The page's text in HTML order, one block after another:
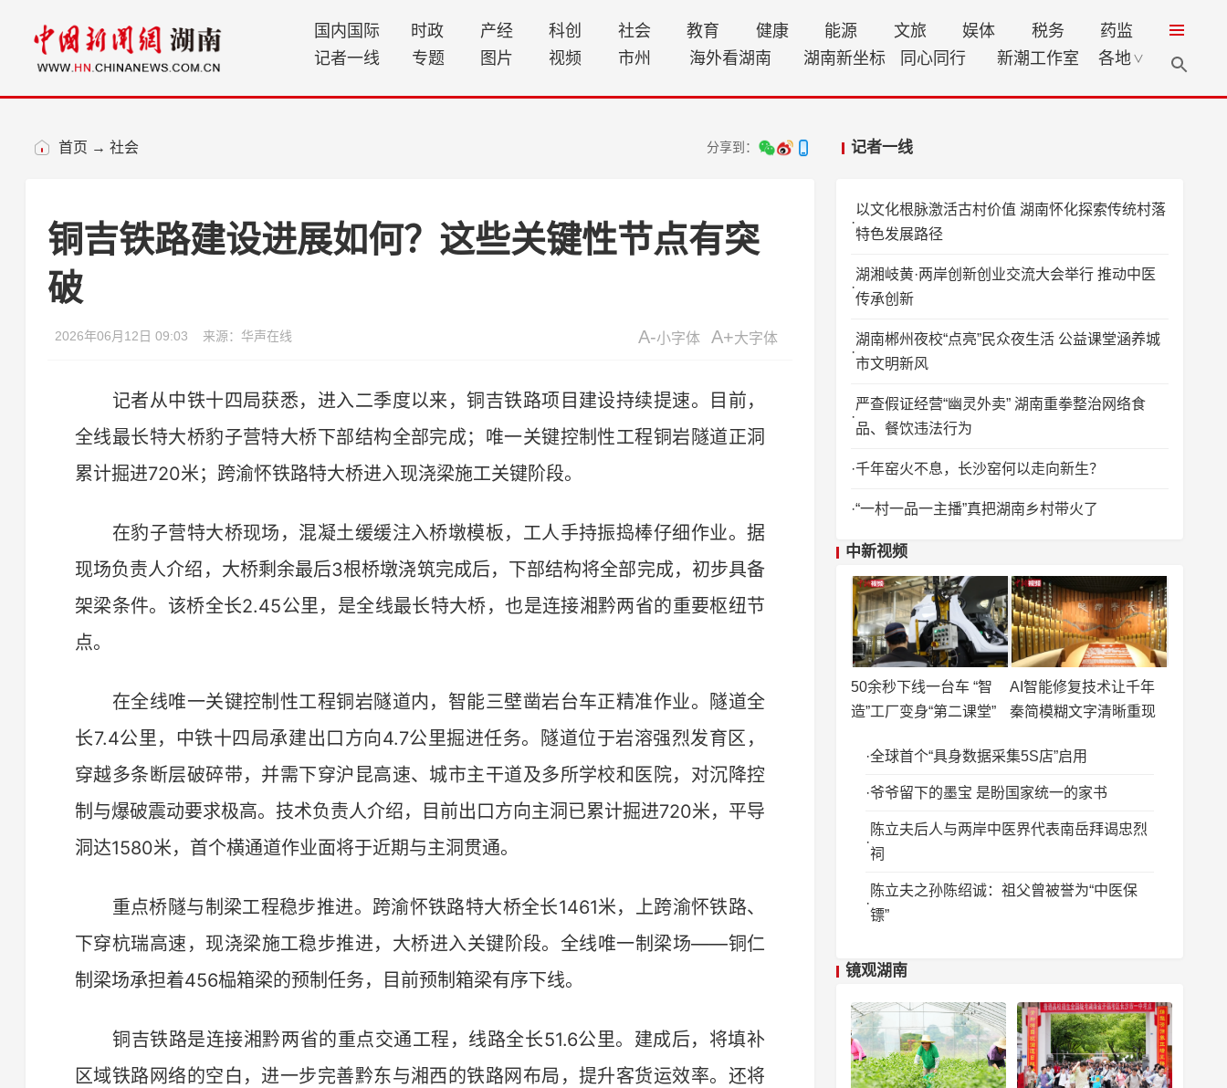
国内国际 时政 产经 科创 社会 教育 健康 能源 文旅 娱体 税务
药监
记者一线
专题 图片 视频 市州 海外看湖南 湖南新坐标 同心同行 新潮工作室 各地 ∨
首页 → 社会 分享到： 记者一线
铜吉铁路建设进展如何？这些关键性节点有突
破
2026年06月12日 09:03 来源：华声在线 A-小字体 A+大字体
记者从中铁十四局获悉，进入二季度以来，铜吉铁路项目建设持续提速。目前，
全线最长特大桥豹子营特大桥下部结构全部完成；唯一关键控制性工程铜岩隧道正洞
累计掘进720米；跨渝怀铁路特大桥进入现浇梁施工关键阶段。
在豹子营特大桥现场，混凝土缓缓注入桥墩模板，工人手持振捣棒仔细作业。据
现场负责人介绍，大桥剩余最后3根桥墩浇筑完成后，下部结构将全部完成，初步具备
架梁条件。该桥全长2.45公里，是全线最长特大桥，也是连接湘黔两省的重要枢纽节
点。
在全线唯一关键控制性工程铜岩隧道内，智能三壁凿岩台车正精准作业。隧道全
长7.4公里，中铁十四局承建出口方向4.7公里掘进任务。隧道位于岩溶强烈发育区，
穿越多条断层破碎带，并需下穿沪昆高速、城市主干道及多所学校和医院，对沉降控
制与爆破震动要求极高。技术负责人介绍，目前出口方向主洞已累计掘进720米，平导
洞达1580米，首个横通道作业面将于近期与主洞贯通。
重点桥隧与制梁工程稳步推进。跨渝怀铁路特大桥全长1461米，上跨渝怀铁路、
下穿杭瑞高速，现浇梁施工稳步推进，大桥进入关键阶段。全线唯一制梁场——铜仁
制梁场承担着456榀箱梁的预制任务，目前预制箱梁有序下线。
铜吉铁路是连接湘黔两省的重点交通工程，线路全长51.6公里。建成后，将填补
区域铁路网络的空白，进一步完善黔东与湘西的铁路网布局，提升客货运效率。还将
以文化根脉激活古村价值 湖南怀化探索传统村落
特色发展路径
湖湘岐黄·两岸创新创业交流大会举行 推动中医
传承创新
湖南郴州夜校“点亮”民众夜生活 公益课堂涵养城
市文明新风
严查假证经营“幽灵外卖” 湖南重拳整治网络食
品、餐饮违法行为
千年窑火不息，长沙窑何以走向新生？
“一村一品一主播”真把湖南乡村带火了
中新视频
50余秒下线一台车 “智
造”工厂变身“第二课堂”
AI智能修复技术让千年
秦简模糊文字清晰重现
全球首个“具身数据采集5S店”启用
爷爷留下的墨宝 是盼国家统一的家书
陈立夫后人与两岸中医界代表南岳拜谒忠烈
祠
陈立夫之孙陈绍诚：祖父曾被誉为“中医保
镖”
镜观湖南